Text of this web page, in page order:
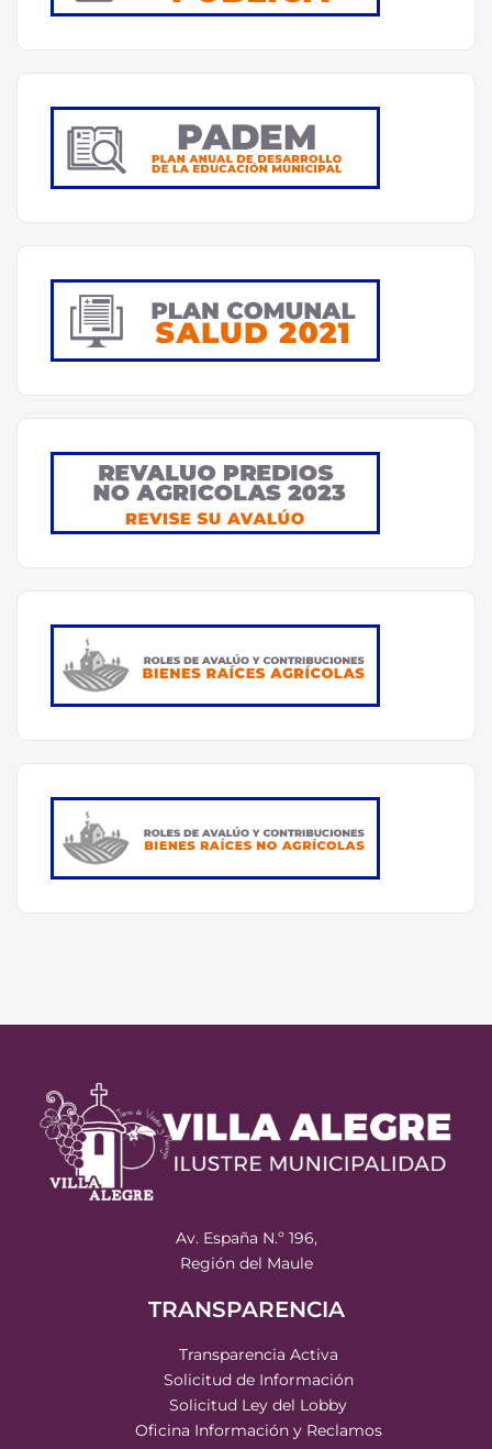
Av. España N.º 196,
Región del Maule
TRANSPARENCIA
Transparencia Activa
Solicitud de Información
Solicitud Ley del Lobby
Oficina Información y Reclamos